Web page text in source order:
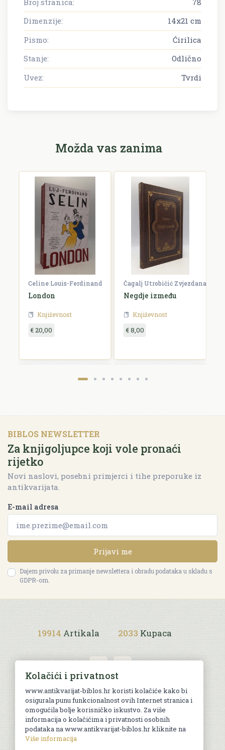
Broj stranica:
78
Dimenzije:
14x21 cm
Pismo:
Ćirilica
Stanje:
Odlično
Uvez:
Tvrdi
Možda vas zanima
Celine Louis-Ferdinand
London
Književnost
€ 20,00
Čagalj Utrobičić Zvjezdana
Negdje između
Književnost
€ 8,00
BIBLOS NEWSLETTER
Za knjigoljupce koji vole pronaći
rijetko
Novi naslovi, posebni primjerci i tihe preporuke iz
antikvarijata.
E-mail adresa
Prijavi me
Dajem privolu za primanje newslettera i obradu podataka u skladu s
GDPR-om.
19914 Artikala 2033 Kupaca
Uvjeti kupnje
Kolačići i privatnost
www.antikvarijat-biblos.hr koristi kolačiće kako bi
osigurala punu funkcionalnost ovih Internet stranica i
omogućila bolje korisničko iskustvo. Za više
informacija o kolačićima i privatnosti osobnih
podataka na www.antikvarijat-biblos.hr kliknite na
Više informacija